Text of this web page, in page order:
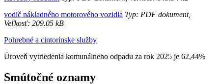
vodič nákladného motorového vozidla Typ: PDF dokument,
Veľkosť: 209.05 kB
Pohrebné a cintorínske služby
Úroveň vytriedenia komunálneho odpadu za rok 2025 je 62,44%
Smútočné oznamy